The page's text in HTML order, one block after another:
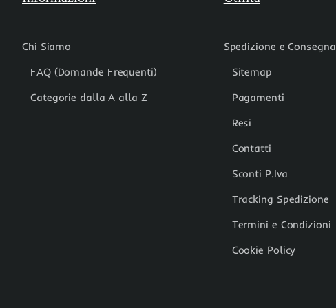
Chi Siamo
FAQ (Domande Frequenti)
Categorie dalla A alla Z
Spedizione e Consegna
Sitemap
Pagamenti
Resi
Contatti
Sconti P.Iva
Tracking Spedizione
Termini e Condizioni
Cookie Policy